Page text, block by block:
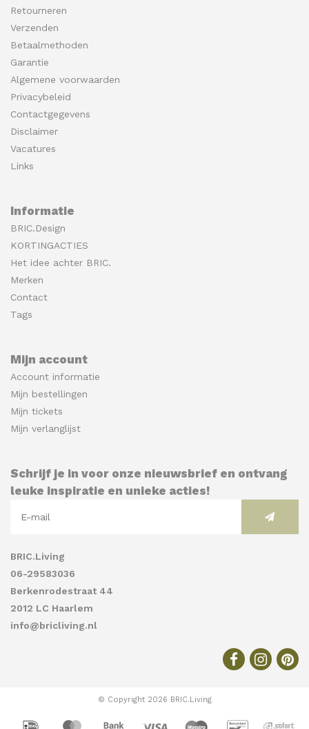
Retourneren
Verzenden
Betaalmethoden
Garantie
Algemene voorwaarden
Privacybeleid
Contactgegevens
Disclaimer
Vacatures
Links
Informatie
BRIC.Design
KORTINGACTIES
Het idee achter BRIC.
Merken
Contact
Tags
Mijn account
Account informatie
Mijn bestellingen
Mijn tickets
Mijn verlanglijst
Schrijf je in voor onze nieuwsbrief en ontvang
leuke inspiratie en unieke acties!
BRIC.Living
06-29583036
Berkenrodestraat 44
2012 LC Haarlem
info@bricliving.nl
© Copyright 2026 BRIC.Living